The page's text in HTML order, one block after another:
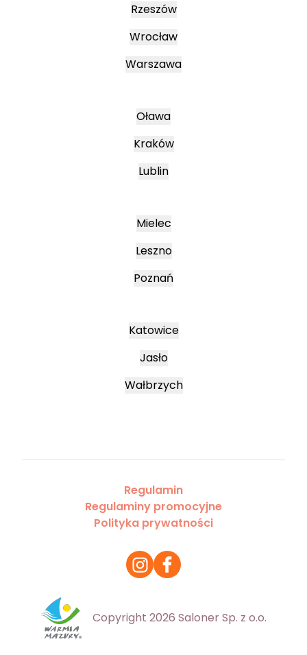
Rzeszów
Wrocław
Warszawa
Oława
Kraków
Lublin
Mielec
Leszno
Poznań
Katowice
Jasło
Wałbrzych
Regulamin
Regulaminy promocyjne
Polityka prywatności
Copyright 2026 Saloner Sp. z o.o.